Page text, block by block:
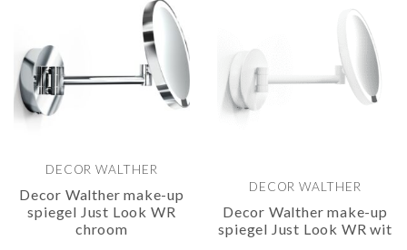
DECOR WALTHER
Decor Walther make-up
spiegel Just Look WR
chroom
DECOR WALTHER
Decor Walther make-up
spiegel Just Look WR wit